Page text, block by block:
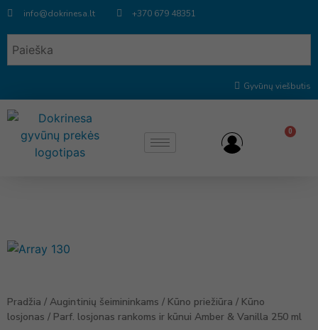
info@dokrinesa.lt +370 679 48351
Gyvūnų viešbutis
0
Pradžia / Augintinių šeimininkams / Kūno priežiūra / Kūno
losjonas / Parf. losjonas rankoms ir kūnui Amber & Vanilla 250 ml